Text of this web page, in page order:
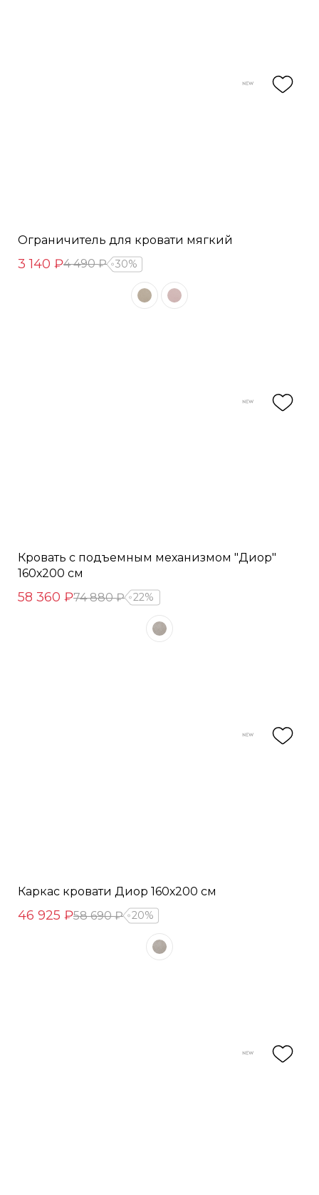
Ограничитель для кровати мягкий
3 140 ₽4 490 ₽ 30%
Кровать с подъемным механизмом "Диор"
160х200 см
58 360 ₽74 880 ₽ 22%
Каркас кровати Диор 160х200 см
46 925 ₽58 690 ₽ 20%